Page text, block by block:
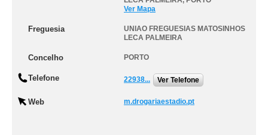
Ver Mapa
Freguesia
UNIAO FREGUESIAS MATOSINHOS
LECA PALMEIRA
Concelho PORTO
Telefone 22938... Ver Telefone
Web m.drogariaestadio.pt